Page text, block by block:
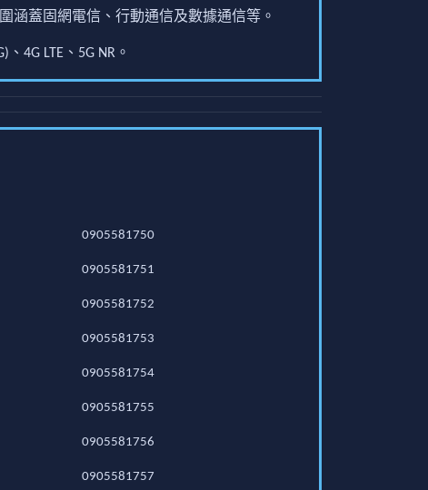
涵蓋固網電信、行動通信及數據通信等。
4G LTE、5G NR。
0905581750
0905581751
0905581752
0905581753
0905581754
0905581755
0905581756
0905581757